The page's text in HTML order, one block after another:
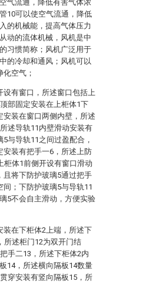
气流通，降低有害气体浓
10可以使空气流通，降低
的机械能，提高气体压力
动的流体机械，风机是中
习惯简称；风机广泛用于
的冷却和通风；风机可以
空气；
设有窗口，所述窗口包括上
部固定安装在上柜体1下
装在窗口两侧内壁，所述
述导轨11内壁滑动安装有
与导轨11之间过盈配合，
安装有把手一6，所述上防
柜体1前侧开设有窗口滑动
且将下防护玻璃5通过把手
；下防护玻璃5与导轨11
5不会自主滑动，方便实验
装在下柜体2上端，所述下
所述柜门12为双开门结
手二13，所述下柜体2内
14，所述横向隔板14数量
穿安装有竖向隔板15，所